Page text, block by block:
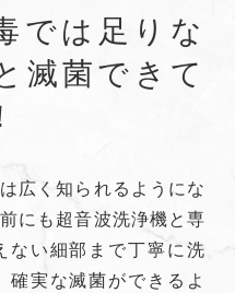
では足りな
滅菌できて
広く知られるようにな
にも超音波洗浄機と専
ない細部まで丁寧に洗
実な滅菌ができるよ